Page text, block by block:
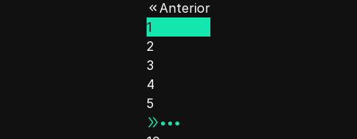
Anterior
1
2
3
4
5
•••